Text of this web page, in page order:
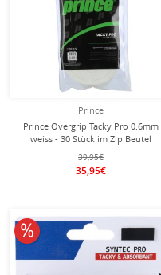
Prince
Prince Overgrip Tacky Pro 0.6mm
weiss - 30 Stück im Zip Beutel
39,95€
35,95€
10% reduziert